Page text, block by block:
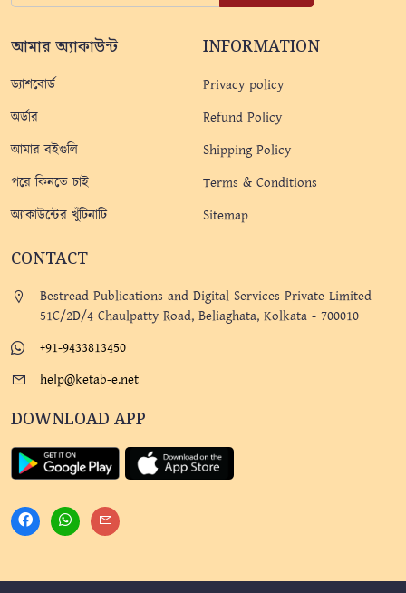
আমার অ্যাকাউন্ট
ড্যাশবোর্ড
অর্ডার
আমার বইগুলি
পরে কিনতে চাই
অ্যাকাউন্টের খুঁটিনাটি
INFORMATION
Privacy policy
Refund Policy
Shipping Policy
Terms & Conditions
Sitemap
CONTACT
Bestread Publications and Digital Services Private Limited
51C/2D/4 Chaulpatty Road, Beliaghata, Kolkata - 700010
+91-9433813450
help@ketab-e.net
DOWNLOAD APP